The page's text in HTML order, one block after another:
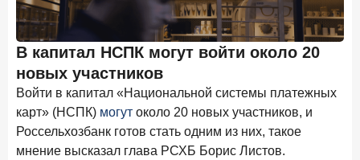
Клиенты чаще всего узнают о сберегательных
продуктах из рекламы в интернете и на ТВ
9 июля 2026 года
С ростом благосостояния клиентов-сберегателей
увеличивается и склонность к диверсификации
7 июля 2026 года
По итогам июня 2026 года объем выдач кредитов
составил 1 166,4 млрд руб.
В капитал НСПК могут войти около 20
новых участников
Войти в капитал «Национальной системы платежных
карт» (НСПК) могут около 20 новых участников, и
Россельхозбанк готов стать одним из них, такое
мнение высказал глава РСХБ Борис Листов.